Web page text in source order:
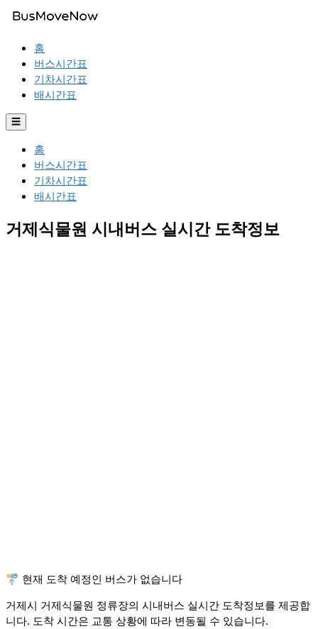
홈
버스시간표
기차시간표
배시간표
☰
홈
버스시간표
기차시간표
배시간표
거제식물원 시내버스 실시간 도착정보
🚏 현재 도착 예정인 버스가 없습니다
거제시 거제식물원 정류장의 시내버스 실시간 도착정보를 제공합
니다. 도착 시간은 교통 상황에 따라 변동될 수 있습니다.